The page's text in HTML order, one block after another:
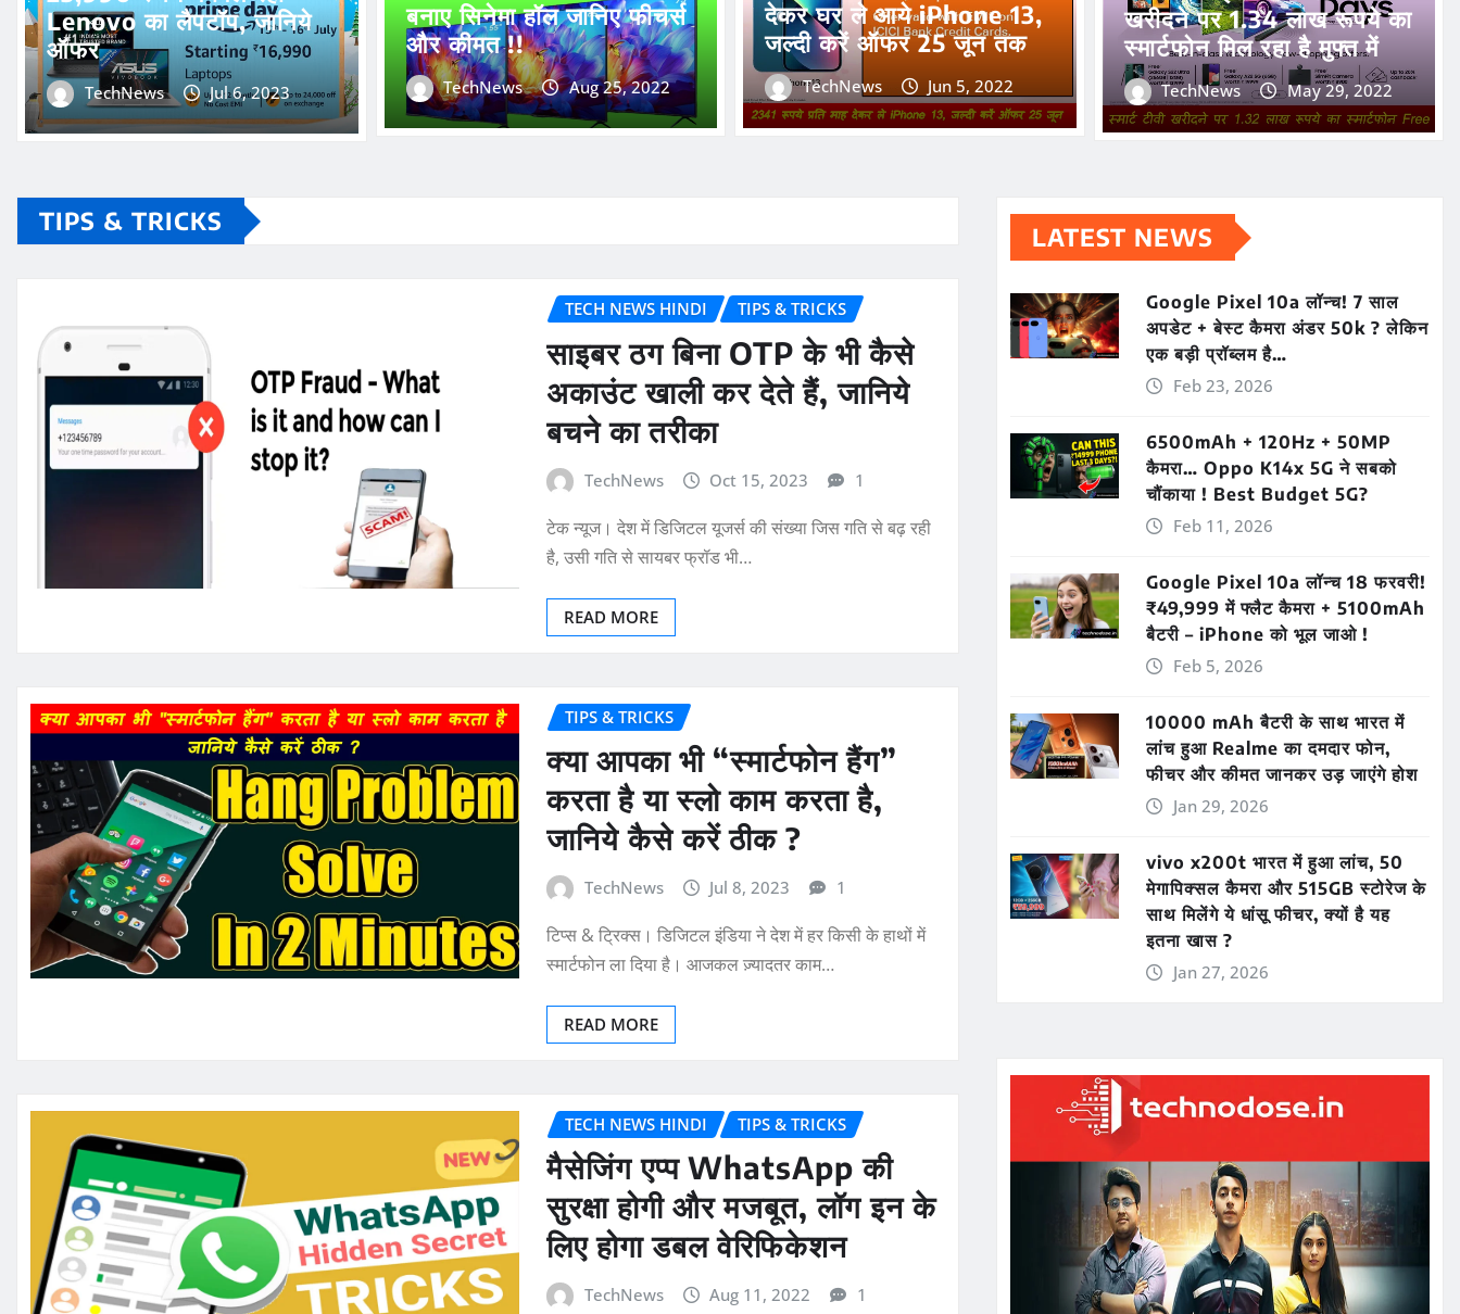
Lenovo का लैपटॉप, जानिये
ऑफर
TechNews Jul 6, 2023
बनाए सिनेमा हॉल जानिए फीचर्स
और कीमत !!
TechNews Aug 25, 2022
देकर घर ले आये iPhone 13,
जल्दी करें ऑफर 25 जून तक
TechNews Jun 5, 2022
खरीदने पर 1.34 लाख रूपये का
स्मार्टफोन मिल रहा है मुफ्त में
TechNews May 29, 2022
TIPS & TRICKS
TECH NEWS HINDI TIPS & TRICKS
साइबर ठग बिना OTP के भी कैसे
अकाउंट खाली कर देते हैं, जानिये
बचने का तरीका
TechNews Oct 15, 2023 1
टेक न्यूज। देश में डिजिटल यूजर्स की संख्या जिस गति से बढ़ रही
है, उसी गति से सायबर फ्रॉड भी…
READ MORE
TIPS & TRICKS
क्या आपका भी “स्मार्टफोन हैंग”
करता है या स्लो काम करता है,
जानिये कैसे करें ठीक ?
TechNews Jul 8, 2023 1
टिप्स & ट्रिक्स। डिजिटल इंडिया ने देश में हर किसी के हाथों में
स्मार्टफोन ला दिया है। आजकल ज़्यादतर काम…
READ MORE
TECH NEWS HINDI TIPS & TRICKS
मैसेजिंग एप्प WhatsApp की
सुरक्षा होगी और मजबूत, लॉग इन के
लिए होगा डबल वेरिफिकेशन
TechNews Aug 11, 2022 1
LATEST NEWS
Google Pixel 10a लॉन्च! 7 साल
अपडेट + बेस्ट कैमरा अंडर 50k ? लेकिन
एक बड़ी प्रॉब्लम है…
Feb 23, 2026
6500mAh + 120Hz + 50MP
कैमरा… Oppo K14x 5G ने सबको
चौंकाया ! Best Budget 5G?
Feb 11, 2026
Google Pixel 10a लॉन्च 18 फरवरी!
₹49,999 में फ्लैट कैमरा + 5100mAh
बैटरी – iPhone को भूल जाओ !
Feb 5, 2026
10000 mAh बैटरी के साथ भारत में
लांच हुआ Realme का दमदार फोन,
फीचर और कीमत जानकर उड़ जाएंगे होश
Jan 29, 2026
vivo x200t भारत में हुआ लांच, 50
मेगापिक्सल कैमरा और 515GB स्टोरेज के
साथ मिलेंगे ये धांसू फीचर, क्यों है यह
इतना खास ?
Jan 27, 2026